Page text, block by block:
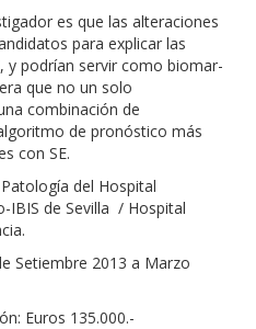
es que las alteraciones
para explicar las
y podrían servir como biomar­
que no un solo
combinación de
de pronóstico más
con SE.
del Hospital
IBIS de Sevilla / Hospital
Setiembre 2013 a Marzo
Euros 135.000.-